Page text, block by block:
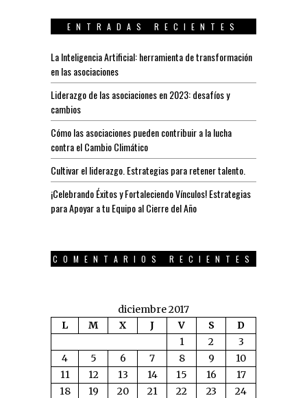
ENTRADAS RECIENTES
La Inteligencia Artificial: herramienta de transformación
en las asociaciones
Liderazgo de las asociaciones en 2023: desafíos y
cambios
Cómo las asociaciones pueden contribuir a la lucha
contra el Cambio Climático
Cultivar el liderazgo. Estrategias para retener talento.
¡Celebrando Éxitos y Fortaleciendo Vínculos! Estrategias
para Apoyar a tu Equipo al Cierre del Año
COMENTARIOS RECIENTES
diciembre 2017
L
M X J V S D
1 2
3
4
5 6 7 8 9
10
11
12 13 14 15 16
17
18
19 20 21 22 23
24